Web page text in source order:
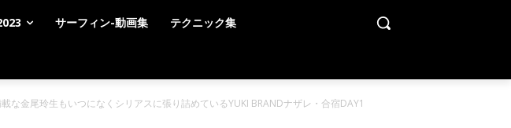
サーフィン-動画集 テクニック集
金尾玲生もいつになくシリアスに張り詰めているYUKI BRANDナザレ・合宿DAY1